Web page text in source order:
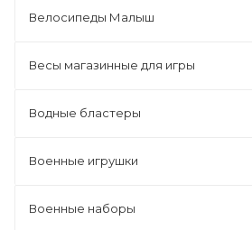
Велосипеды Малыш
Весы магазинные для игры
Водные бластеры
Военные игрушки
Военные наборы